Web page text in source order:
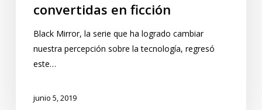
convertidas en ficción
Black Mirror, la serie que ha logrado cambiar
nuestra percepción sobre la tecnología, regresó
este…
junio 5, 2019